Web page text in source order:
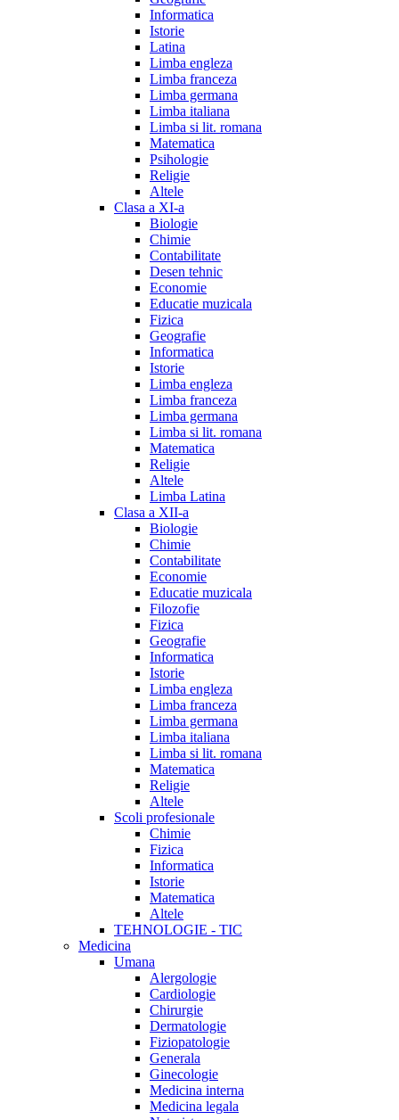
Informatica
Istorie
Latina
Limba engleza
Limba franceza
Limba germana
Limba italiana
Limba si lit. romana
Matematica
Psihologie
Religie
Altele
Clasa a XI-a
Biologie
Chimie
Contabilitate
Desen tehnic
Economie
Educatie muzicala
Fizica
Geografie
Informatica
Istorie
Limba engleza
Limba franceza
Limba germana
Limba si lit. romana
Matematica
Religie
Altele
Limba Latina
Clasa a XII-a
Biologie
Chimie
Contabilitate
Economie
Educatie muzicala
Filozofie
Fizica
Geografie
Informatica
Istorie
Limba engleza
Limba franceza
Limba germana
Limba italiana
Limba si lit. romana
Matematica
Religie
Altele
Scoli profesionale
Chimie
Fizica
Informatica
Istorie
Matematica
Altele
TEHNOLOGIE - TIC
Medicina
Umana
Alergologie
Cardiologie
Chirurgie
Dermatologie
Fiziopatologie
Generala
Ginecologie
Medicina interna
Medicina legala